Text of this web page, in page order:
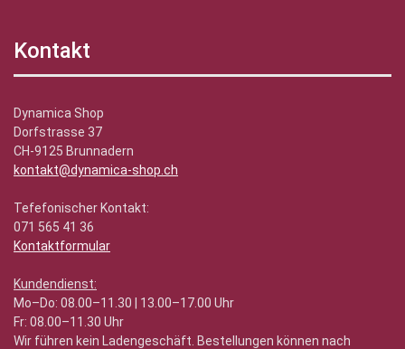
Kontakt
Dynamica Shop
Dorfstrasse 37
CH-9125 Brunnadern
kontakt@dynamica-shop.ch
Tefefonischer Kontakt:
071 565 41 36
Kontaktformular
Kundendienst:
Mo–Do: 08.00–11.30 | 13.00–17.00 Uhr
Fr: 08.00–11.30 Uhr
Wir führen kein Ladengeschäft. Bestellungen können nach